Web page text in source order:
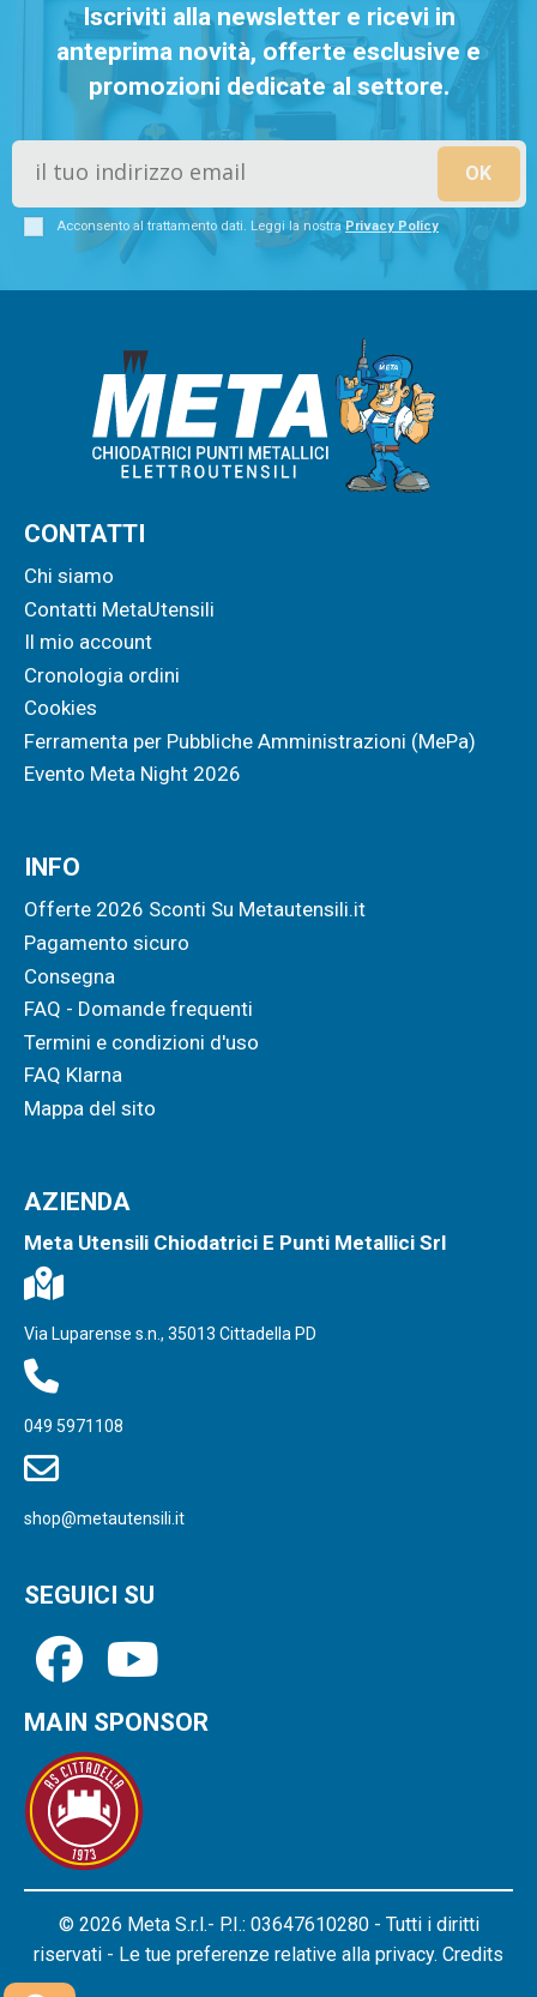
Iscriviti alla newsletter e ricevi in
anteprima novità, offerte esclusive e
promozioni dedicate al settore.
Acconsento al trattamento dati. Leggi la nostraPrivacy Policy
CONTATTI
Chi siamo
Contatti MetaUtensili
Il mio account
Cronologia ordini
Cookies
Ferramenta per Pubbliche Amministrazioni (MePa)
Evento Meta Night 2026
INFO
Offerte 2026 Sconti Su Metautensili.it
Pagamento sicuro
Consegna
FAQ - Domande frequenti
Termini e condizioni d'uso
FAQ Klarna
Mappa del sito
AZIENDA
Meta Utensili Chiodatrici E Punti Metallici Srl
Via Luparense s.n., 35013 Cittadella PD
049 5971108
shop@metautensili.it
SEGUICI SU
MAIN SPONSOR
© 2026 Meta S.r.l.- P.I.: 03647610280 - Tutti i diritti
riservati - Le tue preferenze relative alla privacy. Credits